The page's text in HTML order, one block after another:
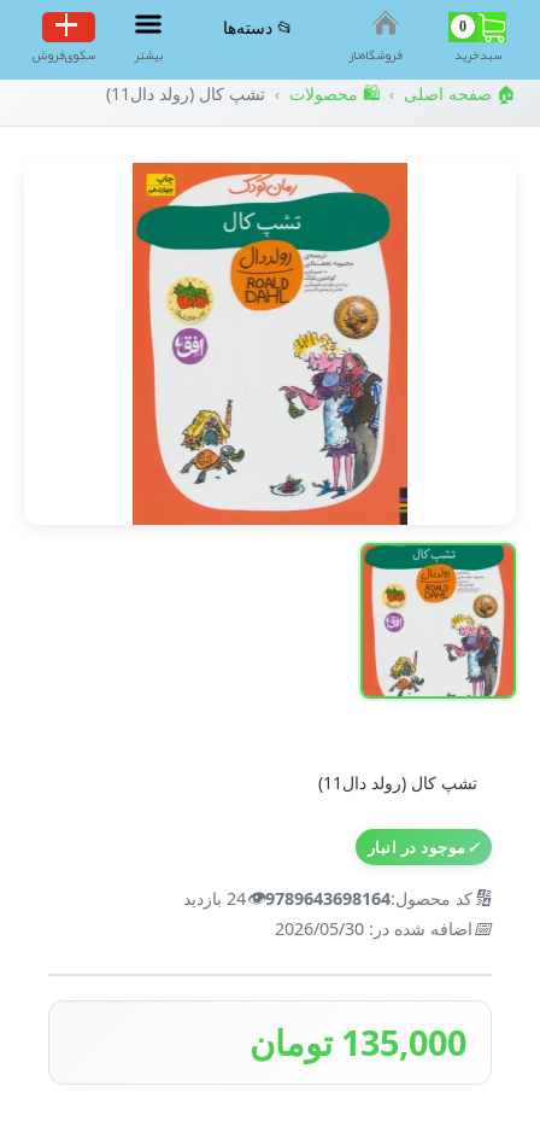
0
سبد‌خرید فروشگاه‌ناز
📂 دسته‌ها
بیشتر سکوی‌فروش
🏠 صفحه اصلی › 🛍️ محصولات › تشپ کال (رولد دال11)
تشپ کال (رولد دال11)
✓موجود در انبار
🔢کد محصول:9789643698164
👁️24 بازدید
📅اضافه شده در: 2026/05/30
135,000 تومان